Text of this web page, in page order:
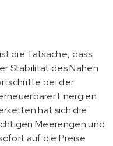
die Tatsache, dass
Stabilität des Nahen
bei der
Energien
hat sich die
Meerengen und
auf die Preise